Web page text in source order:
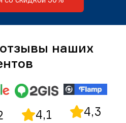
наших
4,1 4,3